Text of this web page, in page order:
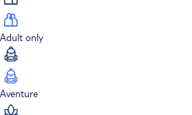
Adult only
Aventure